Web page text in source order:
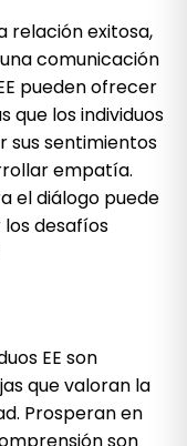
relación exitosa,
comunicación
pueden ofrecer
que los individuos
sus sentimientos
empatía.
el diálogo puede
desafíos
EE son
que valoran la
Prosperan en
son